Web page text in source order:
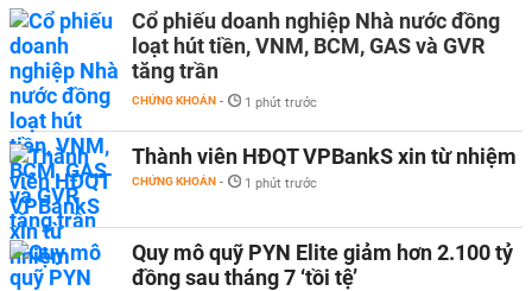
Cổ phiếu doanh nghiệp Nhà nước đồng
loạt hút tiền, VNM, BCM, GAS và GVR
tăng trần
CHỨNG KHOÁN - 1 phút trước
Thành viên HĐQT VPBankS xin từ nhiệm
CHỨNG KHOÁN - 1 phút trước
Quy mô quỹ PYN Elite giảm hơn 2.100 tỷ
đồng sau tháng 7 ‘tồi tệ’